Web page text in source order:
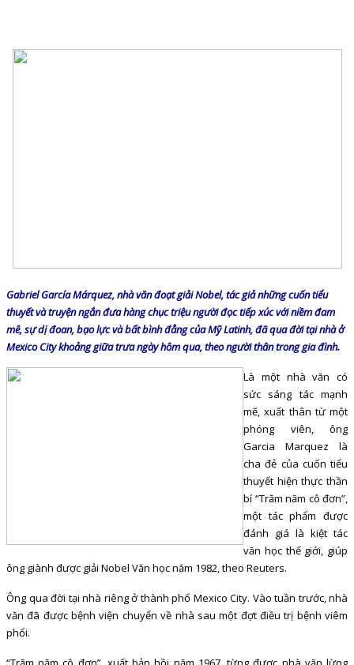
Gabriel García Márquez, nhà văn đoạt giải Nobel, tác giả những cuốn tiểu
thuyết và truyện ngắn đưa hàng chục triệu người đọc tiếp xúc với niềm đam
mê, sự dị đoan, bạo lực và bất bình đẳng của Mỹ Latinh, đã qua đời tại nhà ở
Mexico City khoảng giữa trưa ngày hôm qua, theo người thân trong gia đình.
Là một nhà văn có
sức sáng tác mạnh
mẽ, xuất thân từ một
phóng viên, ông
Garcia Marquez là
cha đẻ của cuốn tiểu
thuyết hiện thực thần
bí “Trăm năm cô đơn”,
một tác phẩm được
đánh giá là kiệt tác
văn học thế giới, giúp
ông giành được giải Nobel Văn học năm 1982, theo Reuters.
Ông qua đời tại nhà riêng ở thành phố Mexico City. Vào tuần trước, nhà
văn đã được bệnh viện chuyển về nhà sau một đợt điều trị bệnh viêm
phổi.